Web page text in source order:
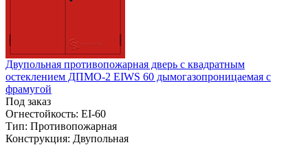
Двупольная противопожарная дверь с квадратным
остеклением ДПМО-2 EIWS 60 дымогазопроницаемая с
фрамугой
Под заказ
Огнестойкость: EI-60
Тип: Противопожарная
Конструкция: Двупольная